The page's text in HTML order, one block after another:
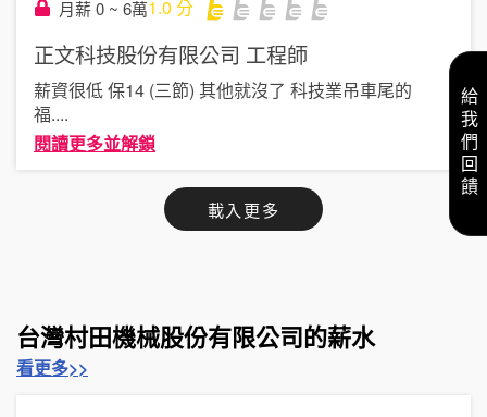
月薪 0 ~ 6萬1.0 分
正文科技股份有限公司 工程師
薪資很低 保14 (三節) 其他就沒了 科技業吊車尾的
福....
閱讀更多並解鎖
載入更多
台灣村田機械股份有限公司的薪水
看更多>>
給我們回饋